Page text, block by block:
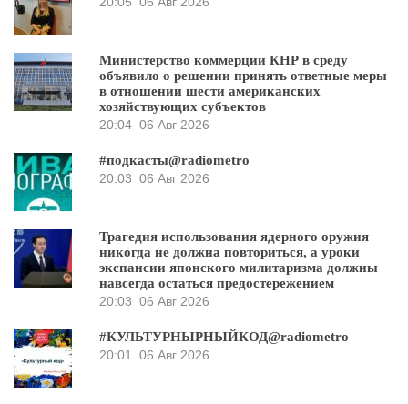
Министерство коммерции КНР в среду
объявило о решении принять ответные меры
в отношении шести американских
хозяйствующих субъектов
20:04 06 Авг 2026
#подкасты@radiometro
20:03 06 Авг 2026
Трагедия использования ядерного оружия
никогда не должна повториться, а уроки
экспансии японского милитаризма должны
навсегда остаться предостережением
20:03 06 Авг 2026
#КУЛЬТУРНЫРНЫЙКОД@radiometro
20:01
06 Авг 2026